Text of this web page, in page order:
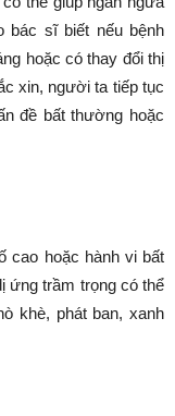
bác sĩ biết nếu bệnh
hoặc có thay đổi thị
xin, người ta tiếp tục
đề bất thường hoặc
cao hoặc hành vi bất
ứng trầm trọng có thể
khè, phát ban, xanh